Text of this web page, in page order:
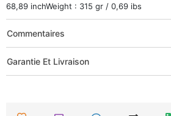
68,89 inchWeight : 315 gr / 0,69 ibs
Commentaires
Garantie Et Livraison